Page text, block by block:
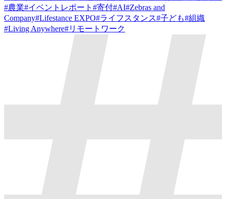
#農業#イベントレポート #寄付#AI#Zebras and
Company#Lifestance EXPO#ライフスタンス#子ども#組織
#Living Anywhere#リモートワーク